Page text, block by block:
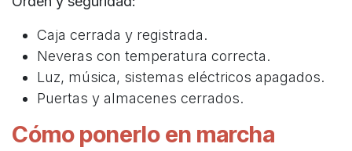
Caja cerrada y registrada.
Neveras con temperatura correcta.
Luz, música, sistemas eléctricos apagados.
Puertas y almacenes cerrados.
Cómo ponerlo en marcha